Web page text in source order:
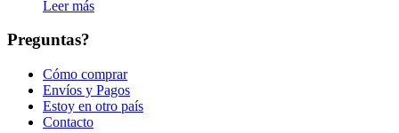
Leer más
Preguntas?
Cómo comprar
Envíos y Pagos
Estoy en otro país
Contacto